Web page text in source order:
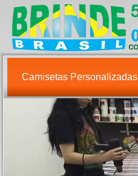
Camisetas Personalizadas